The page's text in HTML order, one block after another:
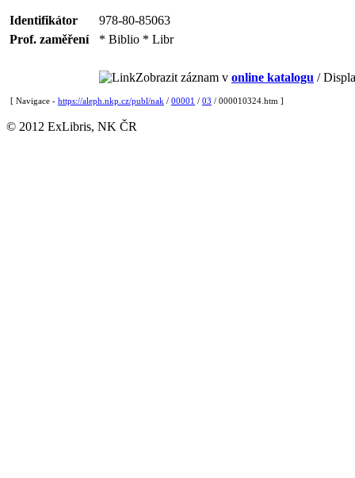
Identifikátor
978-80-85063
Prof. zaměření
* Biblio * Libr
Zobrazit záznam v online katalogu /
[ Navigace - https://aleph.nkp.cz/publ/nak / 00001 / 03 / 000010324.htm ]
© 2012 ExLibris, NK ČR